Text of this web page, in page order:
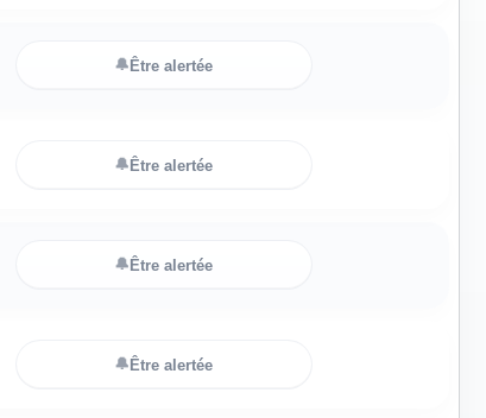
🔔Être alertée
🔔Être alertée
🔔Être alertée
🔔Être alertée